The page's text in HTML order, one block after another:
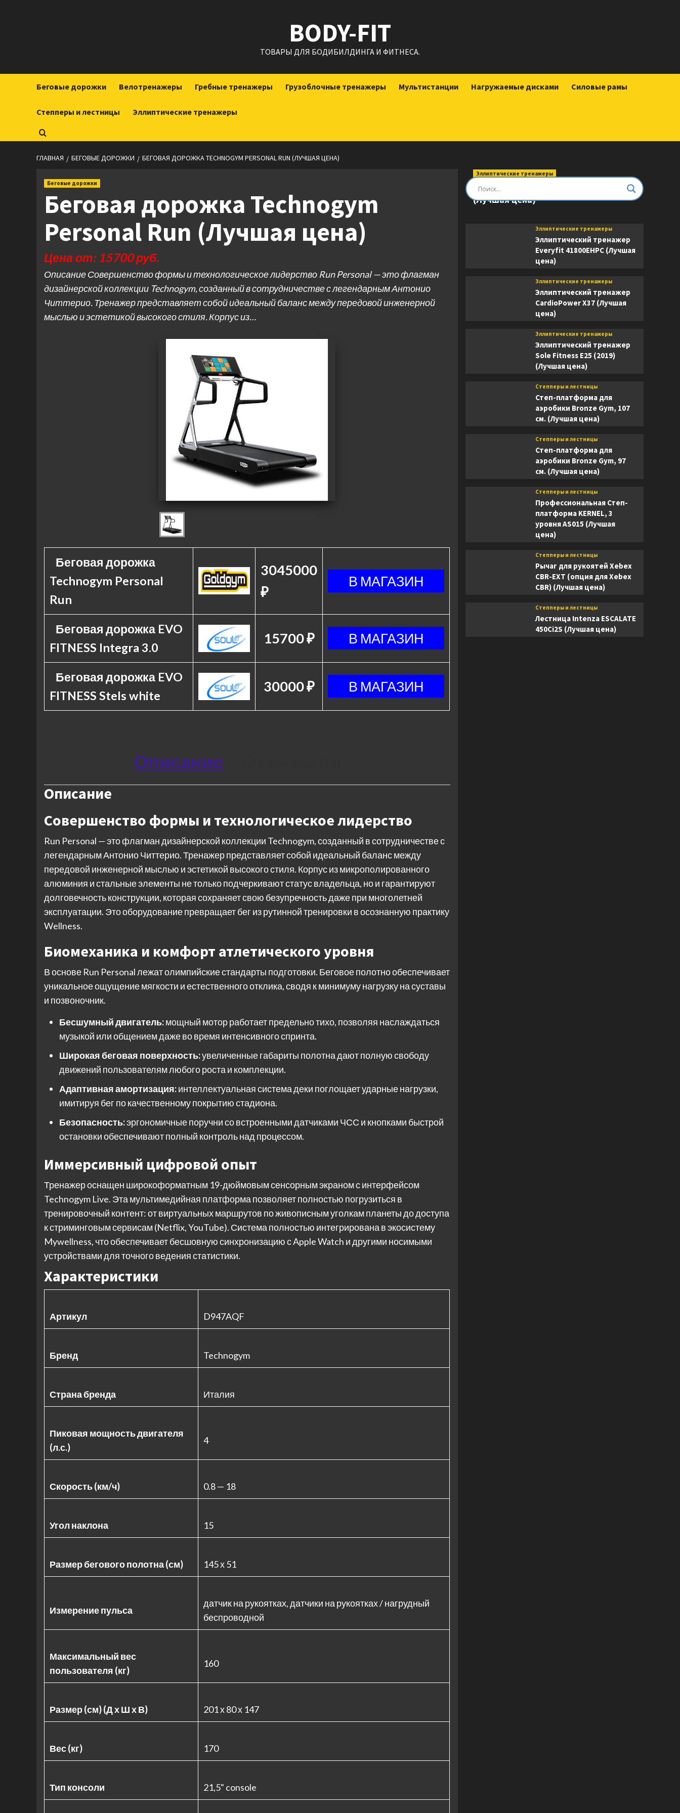
BODY-FIT
ТОВАРЫ ДЛЯ БОДИБИЛДИНГА И ФИТНЕСА.
Беговые дорожки Велотренажеры Гребные тренажеры Грузоблочные тренажеры Мультистанции Нагружаемые дисками Силовые рамы
Степперы и лестницы Эллиптические тренажеры
ГЛАВНАЯ БЕГОВЫЕ ДОРОЖКИ БЕГОВАЯ ДОРОЖКА TECHNOGYM PERSONAL RUN (ЛУЧШАЯ ЦЕНА)
Беговые дорожки
Беговая дорожка Technogym
Personal Run (Лучшая цена)
Цена от: 15700 руб.
Описание Совершенство формы и технологическое лидерство Run Personal — это флагман
дизайнерской коллекции Technogym, созданный в сотрудничестве с легендарным Антонио
Читтерио. Тренажер представляет собой идеальный баланс между передовой инженерной
мыслью и эстетикой высокого стиля. Корпус из…
Беговая дорожка
Technogym Personal
Run
3045000
₽
Беговая дорожка EVO
FITNESS Integra 3.0
15700 ₽
Беговая дорожка EVO
FITNESS Stels white
30000 ₽
Описание
Описание
Совершенство формы и технологическое лидерство
Run Personal — это флагман дизайнерской коллекции Technogym, созданный в сотрудничестве с
легендарным Антонио Читтерио. Тренажер представляет собой идеальный баланс между
передовой инженерной мыслью и эстетикой высокого стиля. Корпус из микрополированного
алюминия и стальные элементы не только подчеркивают статус владельца, но и гарантируют
долговечность конструкции, которая сохраняет свою безупречность даже при многолетней
эксплуатации. Это оборудование превращает бег из рутинной тренировки в осознанную практику
Wellness.
Биомеханика и комфорт атлетического уровня
В основе Run Personal лежат олимпийские стандарты подготовки. Беговое полотно обеспечивает
уникальное ощущение мягкости и естественного отклика, сводя к минимуму нагрузку на суставы
и позвоночник.
Бесшумный двигатель:мощный мотор работает предельно тихо, позволяя наслаждаться
музыкой или общением даже во время интенсивного спринта.
Широкая беговая поверхность:увеличенные габариты полотна дают полную свободу
движений пользователям любого роста и комплекции.
Адаптивная амортизация:интеллектуальная система деки поглощает ударные нагрузки,
имитируя бег по качественному покрытию стадиона.
Безопасность:эргономичные поручни со встроенными датчиками ЧСС и кнопками быстрой
остановки обеспечивают полный контроль над процессом.
Иммерсивный цифровой опыт
Тренажер оснащен широкоформатным 19-дюймовым сенсорным экраном с интерфейсом
Technogym Live. Эта мультимедийная платформа позволяет полностью погрузиться в
тренировочный контент: от виртуальных маршрутов по живописным уголкам планеты до доступа
к стриминговым сервисам (Netflix, YouTube). Система полностью интегрирована в экосистему
Mywellness, что обеспечивает бесшовную синхронизацию с Apple Watch и другими носимыми
устройствами для точного ведения статистики.
Характеристики
Артикул D947AQF
Бренд Technogym
Страна бренда Италия
Пиковая мощность двигателя
(л.с.)
4
Скорость (км/ч) 0.8 — 18
Угол наклона 15
Размер бегового полотна (см) 145 х 51
Измерение пульса
датчик на рукоятках, датчики на рукоятках / нагрудный
беспроводной
Максимальный вес
пользователя (кг)
160
Размер (см) (Д х Ш х В) 201 х 80 х 147
Вес (кг) 170
Тип консоли 21,5" console
Эллиптические тренажеры
Эллиптический тренажер DFC E8745T
(Лучшая цена)
Эллиптические тренажеры
Эллиптический тренажер
Everyfit 41800EHPC (Лучшая
цена)
Эллиптические тренажеры
Эллиптический тренажер
CardioPower X37 (Лучшая
цена)
Эллиптические тренажеры
Эллиптический тренажер
Sole Fitness E25 (2019)
(Лучшая цена)
Степперы и лестницы
Степ-платформа для
аэробики Bronze Gym, 107
см. (Лучшая цена)
Степперы и лестницы
Степ-платформа для
аэробики Bronze Gym, 97
см. (Лучшая цена)
Степперы и лестницы
Профессиональная Степ-
платформа KERNEL, 3
уровня AS015 (Лучшая
цена)
Степперы и лестницы
Рычаг для рукоятей Xebex
CBR-EXT (опция для Xebex
CBR) (Лучшая цена)
Степперы и лестницы
Лестница Intenza ESCALATE
450Ci2S (Лучшая цена)